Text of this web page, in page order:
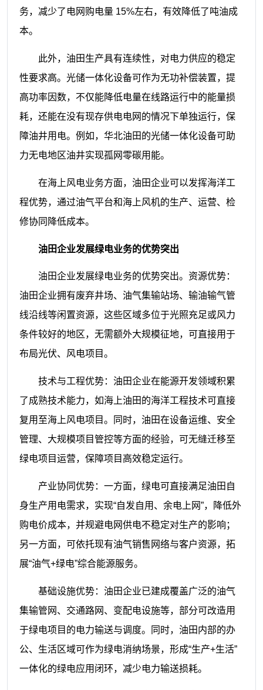
务，减少了电网购电量 15%左右，有效降低了吨油成
本。
此外，油田生产具有连续性，对电力供应的稳定
性要求高。光储一体化设备可作为无功补偿装置，提
高功率因数，不仅能降低电量在线路运行中的能量损
耗， 还能在没有现存供电电网的情况下单独运行，保
障油井用电。例如，华北油田的光储一体化设备可助
力无电地区油井实现孤网零碳用能。
在海上风电业务方面，油田企业可以发挥海洋工
程优势，通过油气平台和海上风机的生产、运营、检
修协同降低成本。
油田企业发展绿电业务的优势突出
油田企业发展绿电业务的优势突出。 资源优势：
油田企业拥有废弃井场、 油气集输站场、输油输气管
线沿线等闲置资源，这些区域多位于光照充足或风力
条件较好的地区，无需额外大规模征地，可直接用于
布局光伏、风电项目。
技术与工程优势：油田企业在能源开发领域积累
了成熟技术能力，如海上油田的海洋工程技术可直接
复用至海上风电项目。同时，油田在设备运维、安全
管理、 大规模项目管控等方面的经验，可无缝迁移至
绿电项目运营，保障项目高效稳定运行。
产业协同优势：一方面，绿电可直接满足油田自
身生产用电需求，实现“自发自用、余电上网”，降低外
购电价成本，并规避电网供电不稳定对生产的影响；
另一方面，可依托现有油气销售网络与客户资源，拓
展“油气+绿电”综合能源服务。
基础设施优势：油田企业已建成覆盖广泛的油气
集输管网、交通路网、变配电设施等，部分可改造用
于绿电项目的电力输送与调度。同时，油田内部的办
公、生活区域可作为绿电消纳场景，形成“生产+生活”
一体化的绿电应用闭环，减少电力输送损耗。